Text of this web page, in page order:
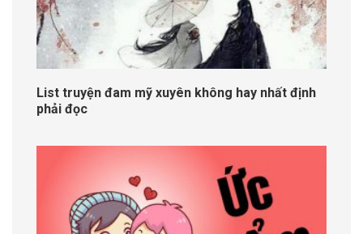
List truyện đam mỹ xuyên không hay nhất định
phải đọc